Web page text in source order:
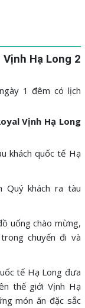
Hạ Long 2
1 đêm có lịch
Vịnh Hạ Long
khách quốc tế Hạ
Quý khách ra tàu
uống chào mừng,
chuyến đi và
tế Hạ Long đưa
thế giới Vịnh Hạ
món ăn đặc sắc